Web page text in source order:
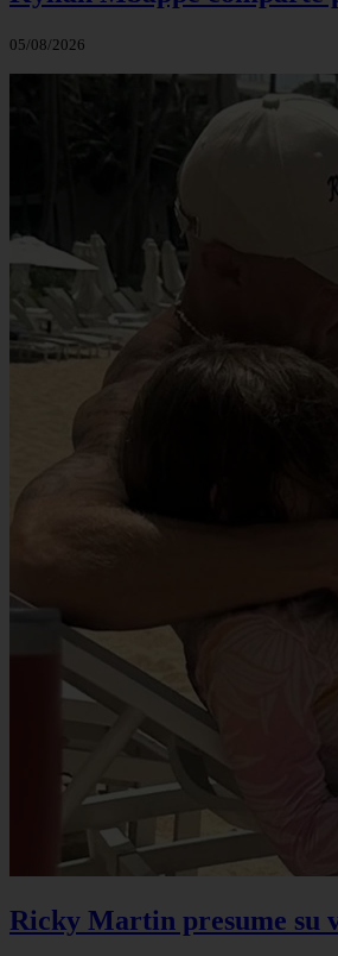
05/08/2026
Ricky Martin presume su